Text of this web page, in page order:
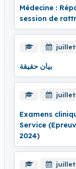
Médecine :
session de
juillet
بيان حقيقة
juillet
Examens
Service
2024)
juillet